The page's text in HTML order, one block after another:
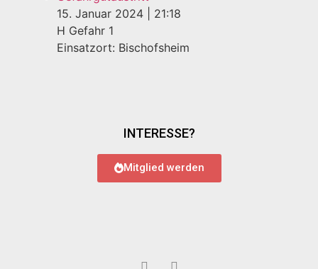
15. Januar 2024
21:18
H Gefahr 1
Einsatzort: Bischofsheim
INTERESSE?
Mitglied werden